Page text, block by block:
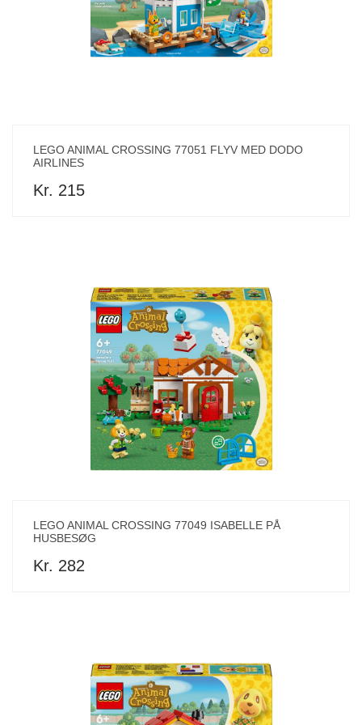
LEGO ANIMAL CROSSING 77051 FLYV MED DODO
AIRLINES
Kr. 215
LEGO ANIMAL CROSSING 77049 ISABELLE PÅ
HUSBESØG
Kr. 282